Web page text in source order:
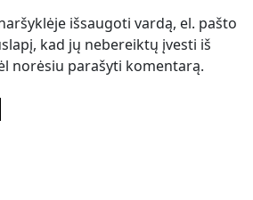
išsaugoti vardą, el. pašto
kad jų nebereiktų įvesti iš
norėsiu parašyti komentarą.